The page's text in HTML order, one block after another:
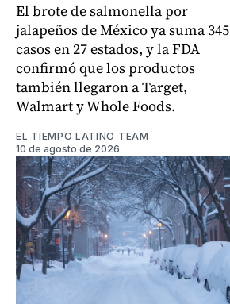
El brote de salmonella por
jalapeños de México ya suma 345
casos en 27 estados, y la FDA
confirmó que los productos
también llegaron a Target,
Walmart y Whole Foods.
EL TIEMPO LATINO TEAM
10 de agosto de 2026